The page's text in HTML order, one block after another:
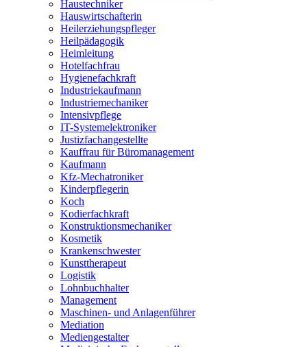
Haustechniker
Hauswirtschafterin
Heilerziehungspfleger
Heilpädagogik
Heimleitung
Hotelfachfrau
Hygienefachkraft
Industriekaufmann
Industriemechaniker
Intensivpflege
IT-Systemelektroniker
Justizfachangestellte
Kauffrau für Büromanagement
Kaufmann
Kfz-Mechatroniker
Kinderpflegerin
Koch
Kodierfachkraft
Konstruktionsmechaniker
Kosmetik
Krankenschwester
Kunsttherapeut
Logistik
Lohnbuchhalter
Management
Maschinen- und Anlagenführer
Mediation
Mediengestalter